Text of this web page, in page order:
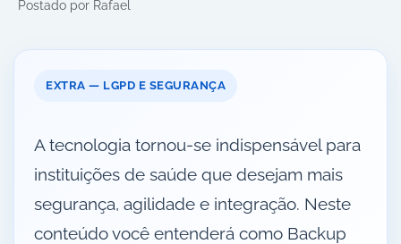
Postado por Rafael
EXTRA — LGPD E SEGURANÇA
A tecnologia tornou-se indispensável para
instituições de saúde que desejam mais
segurança, agilidade e integração. Neste
conteúdo você entenderá como Backup